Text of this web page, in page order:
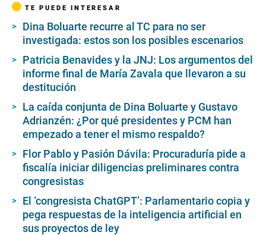
TE PUEDE INTERESAR
Dina Boluarte recurre al TC para no ser
investigada: estos son los posibles escenarios
Patricia Benavides y la JNJ: Los argumentos del
informe final de María Zavala que llevaron a su
destitución
La caída conjunta de Dina Boluarte y Gustavo
Adrianzén: ¿Por qué presidentes y PCM han
empezado a tener el mismo respaldo?
Flor Pablo y Pasión Dávila: Procuraduría pide a
fiscalía iniciar diligencias preliminares contra
congresistas
El ‘congresista ChatGPT’: Parlamentario copia y
pega respuestas de la inteligencia artificial en
sus proyectos de ley